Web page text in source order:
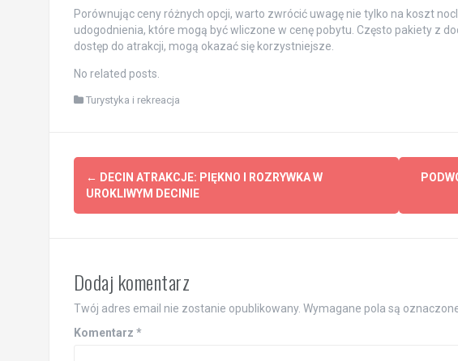
Porównując ceny różnych opcji, warto zwrócić uwagę nie tylko na koszt
udogodnienia, które mogą być wliczone w cenę pobytu. Często pakiety z
dostęp do atrakcji, mogą okazać się korzystniejsze.
No related posts.
Turystyka i rekreacja
Post
navigation
← DECIN ATRAKCJE: PIĘKNO I ROZRYWKA W
UROKLIWYM DECINIE
Dodaj komentarz
Twój adres email nie zostanie opublikowany. Wymagane pola są
Komentarz *